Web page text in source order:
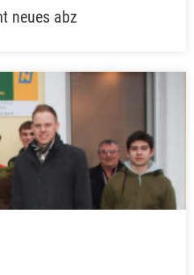
neues abz